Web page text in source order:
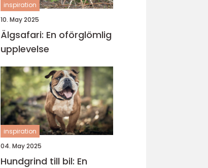
inspiration
10. May 2025
Älgsafari: En oförglömlig
upplevelse
inspiration
04. May 2025
Hundgrind till bil: En